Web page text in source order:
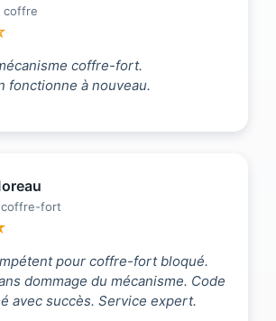
coffre
coffre-fort.
fonctionne à nouveau.
fort
pour coffre-fort bloqué.
dommage du mécanisme. Code
avec succès. Service expert.